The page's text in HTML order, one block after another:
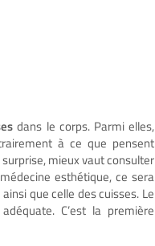
dans le corps. Parmi elles,
à ce que pensent
mieux vaut consulter
esthétique, ce sera
que celle des cuisses. Le
C’est la première